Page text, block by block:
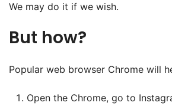
We may do it if we wish.
But how?
Popular web browser Chrome will
Open the Chrome, go to